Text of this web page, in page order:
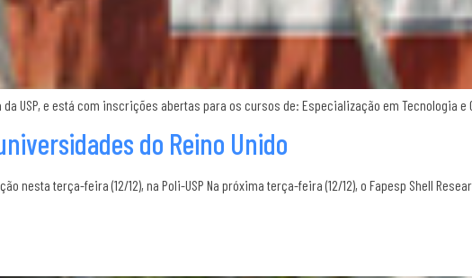
USP, e está com inscrições abertas para os cursos de: Especialização em Tecnologia
do Reino Unido
terça-feira (12/12), na Poli-USP Na próxima terça-feira (12/12), o Fapesp Shell